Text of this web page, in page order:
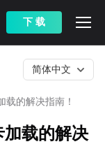
下 载
载的解决指南！
简体中文
载的解决